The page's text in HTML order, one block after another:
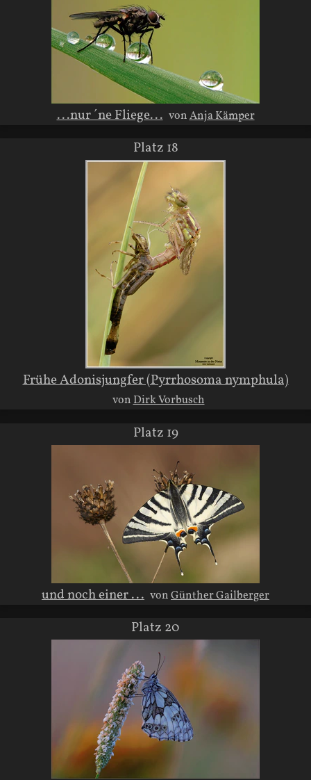
...nur ´ne Fliege... vonAnja Kämper
Platz 18
Frühe Adonisjungfer (Pyrrhosoma nymphula)
vonDirk Vorbusch
Platz 19
und noch einer ... vonGünther Gailberger
Platz 20